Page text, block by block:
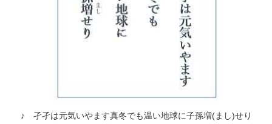
♪ 孑孑は元気いやます真冬でも温い地球に子孫増(まし)せり